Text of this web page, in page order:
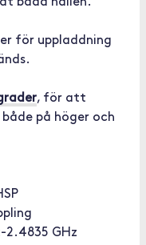
för uppladdning
, för att
på höger och
2.4835 GHz